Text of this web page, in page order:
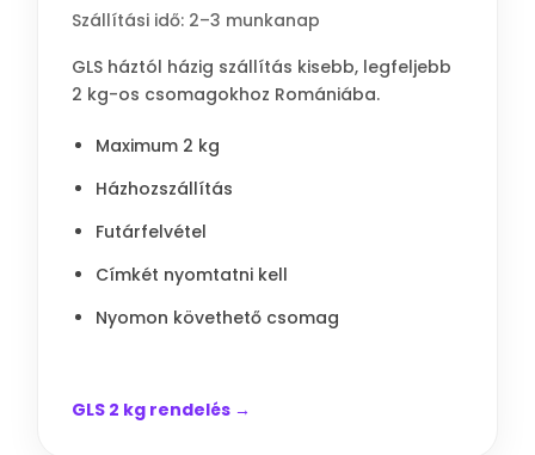
Szállítási idő: 2–3 munkanap
GLS háztól házig szállítás kisebb, legfeljebb
2 kg-os csomagokhoz Romániába.
Maximum 2 kg
Házhozszállítás
Futárfelvétel
Címkét nyomtatni kell
Nyomon követhető csomag
GLS 2 kg rendelés →